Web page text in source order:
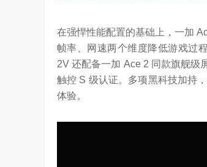
在强悍性能配置的基础上，一加
帧率、网速两个维度降低游戏过
2V 还配备一加 Ace 2 同款旗舰
触控 S 级认证。多项黑科技加持
体验。